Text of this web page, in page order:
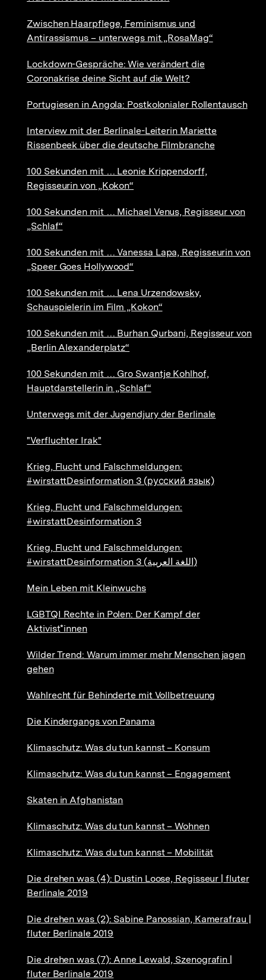
Zwischen Haarpflege, Feminismus und
Antirassismus – unterwegs mit „RosaMag“
Lockdown-Gespräche: Wie verändert die
Coronakrise deine Sicht auf die Welt?
Portugiesen in Angola: Postkolonialer Rollentausch
Interview mit der Berlinale-Leiterin Mariette
Rissenbeek über die deutsche Filmbranche
100 Sekunden mit … Leonie Krippendorff,
Regisseurin von „Kokon“
100 Sekunden mit … Michael Venus, Regisseur von
„Schlaf“
100 Sekunden mit … Vanessa Lapa, Regisseurin von
„Speer Goes Hollywood“
100 Sekunden mit … Lena Urzendowsky,
Schauspielerin im Film „Kokon“
100 Sekunden mit … Burhan Qurbani, Regisseur von
„Berlin Alexanderplatz“
100 Sekunden mit … Gro Swantje Kohlhof,
Hauptdarstellerin in „Schlaf“
Unterwegs mit der Jugendjury der Berlinale
"Verfluchter Irak"
Krieg, Flucht und Falschmeldungen:
#wirstattDesinformation 3 (русский язык)
Krieg, Flucht und Falschmeldungen:
#wirstattDesinformation 3
Krieg, Flucht und Falschmeldungen:
#wirstattDesinformation 3 (اللغة العربية)
Mein Leben mit Kleinwuchs
LGBTQI Rechte in Polen: Der Kampf der
Aktivist*innen
Wilder Trend: Warum immer mehr Menschen jagen
gehen
Wahlrecht für Behinderte mit Vollbetreuung
Die Kindergangs von Panama
Klimaschutz: Was du tun kannst – Konsum
Klimaschutz: Was du tun kannst – Engagement
Skaten in Afghanistan
Klimaschutz: Was du tun kannst – Wohnen
Klimaschutz: Was du tun kannst – Mobilität
Die drehen was (4): Dustin Loose, Regisseur | fluter
Berlinale 2019
Die drehen was (2): Sabine Panossian, Kamerafrau |
fluter Berlinale 2019
Die drehen was (7): Anne Lewald, Szenografin |
fluter Berlinale 2019